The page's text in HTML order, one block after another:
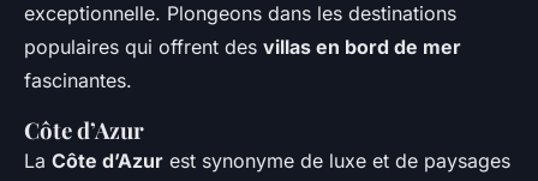
exceptionnelle. Plongeons dans les destinations
populaires qui offrent des villas en bord de mer
fascinantes.
Côte d’Azur
La Côte d’Azur est synonyme de luxe et de paysages